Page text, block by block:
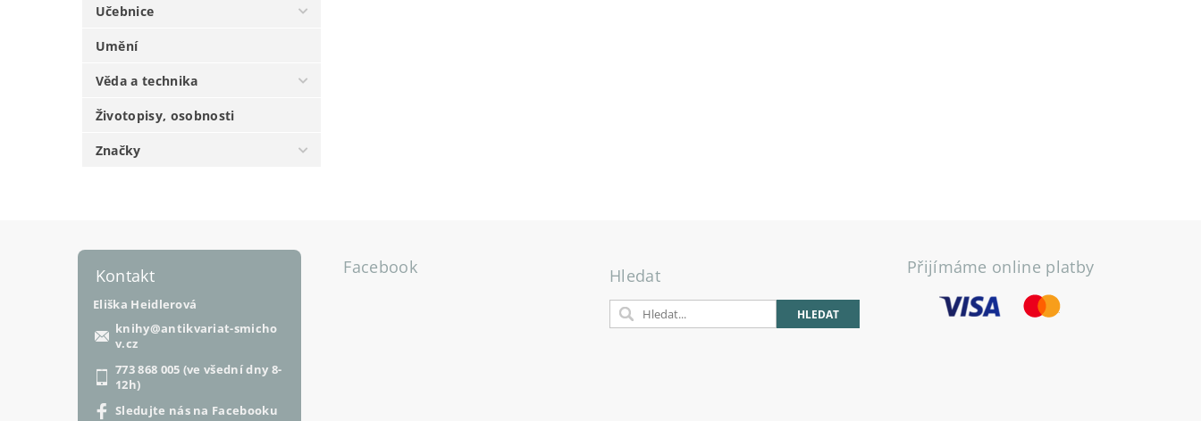
Učebnice
Umění
Věda a technika
Životopisy, osobnosti
Značky
Kontakt
Eliška Heidlerová
knihy@antikvariat-smicho
v.cz
773 868 005 (ve všední dny 8-
12h)
Sledujte nás na Facebooku
Facebook Hledat Přijímáme online platby